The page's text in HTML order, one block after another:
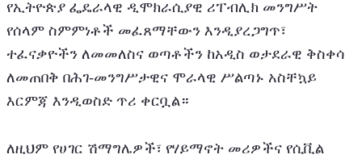
የኢትዮጵያ ፌዴራላዊ ዲሞክራሲያዊ ሪፐብሊክ መንግሥት
የሰላም ስምምነቶች መፈጸማቸውን እንዲያረጋግጥ፣
ተፈናቃዮችን ለመመለስና ወጣቶችን ከአዲስ ወታደራዊ ቅስቀሳ
ለመጠበቅ በሕገ-መንግሥታዊና ሞራላዊ ሥልጣኑ አስቸኳይ
እርምጃ እንዲወስድ ጥሪ ቀርቧል።
ለዚህም የሀገር ሽማግሌዎች፣ የሃይማኖት መሪዎችና የሲቪል